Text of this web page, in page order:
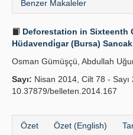
Benzer Makaleler
Deforestation in Sixteenth
Hüdavendi̇gar (Bursa) Sancak
Osman Gümüşçü, Abdullah
Sayı: Nisan 2014, Cilt 78 - Sayı
10.37879/belleten.2014.167
Özet Özet (English)